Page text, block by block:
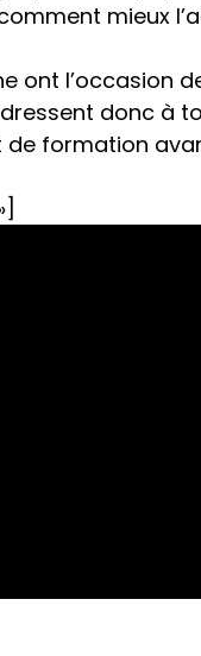
mieux
ont l’occasion
donc
de formation